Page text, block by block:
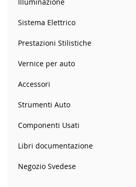
Sistema Elettrico
Prestazioni Stilistiche
Vernice per auto
Accessori
Strumenti Auto
Componenti Usati
Libri documentazione
Negozio Svedese